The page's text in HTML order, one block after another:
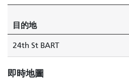
開
24
街
的
BART
列
目的地
24th St BART
即時地圖